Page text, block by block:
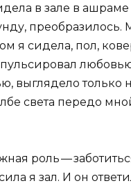
в зале в ашраме
преобразилось.
я сидела, пол,
выглядело только
света передо
роль —
я зал. И он